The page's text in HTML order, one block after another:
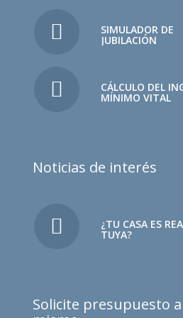
SIMULADOR DE
JUBILACIÓN
CÁLCULO DEL
MÍNIMO VITAL
Noticias de interés
¿TU CASA ES
TUYA?
Solicite presupuesto